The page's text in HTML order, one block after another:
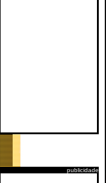
publicidade